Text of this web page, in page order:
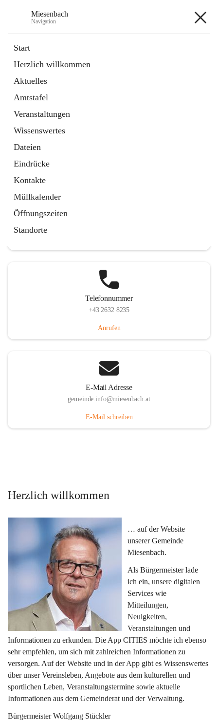
Miesenbach
Navigation
Start
Herzlich willkommen
Aktuelles
Amtstafel
Veranstaltungen
Wissenswertes
Dateien
Eindrücke
Kontakte
Müllkalender
Öffnungszeiten
Standorte
Externe Webseite
in
Tab
Region Schneebergland
Externe Webseite
öffnet
in
neuem
Tab
Telefonnummer
+43 2632 8235
Anrufen
E-Mail Adresse
gemeinde.info@miesenbach.at
E-Mail schreiben
Herzlich willkommen
… auf der Website
unserer Gemeinde
Miesenbach.
Als Bürgermeister lade
ich ein, unsere digitalen
Services wie
Mitteilungen,
Neuigkeiten,
Veranstaltungen und
Informationen zu erkunden. Die App CITIES möchte ich ebenso
sehr empfehlen, um sich mit zahlreichen Informationen zu
versorgen. Auf der Website und in der App gibt es Wissenswertes
über unser Vereinsleben, Angebote aus dem kulturellen und
sportlichen Leben, Veranstaltungstermine sowie aktuelle
Informationen aus dem Gemeinderat und der Verwaltung.
Bürgermeister Wolfgang Stückler